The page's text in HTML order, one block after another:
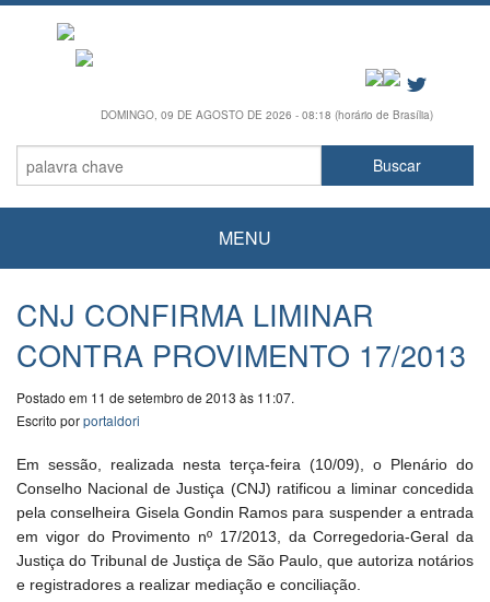
DOMINGO, 09 DE AGOSTO DE 2026 - 08:18 (horário de Brasília)
MENU
CNJ CONFIRMA LIMINAR
CONTRA PROVIMENTO 17/2013
Postado em 11 de setembro de 2013 às 11:07.
Escrito porportaldori
Em sessão, realizada nesta terça-feira (10/09), o Plenário do
Conselho Nacional de Justiça (CNJ) ratificou a liminar concedida
pela conselheira Gisela Gondin Ramos para suspender a entrada
em vigor do Provimento nº 17/2013, da Corregedoria-Geral da
Justiça do Tribunal de Justiça de São Paulo, que autoriza notários
e registradores a realizar mediação e conciliação.